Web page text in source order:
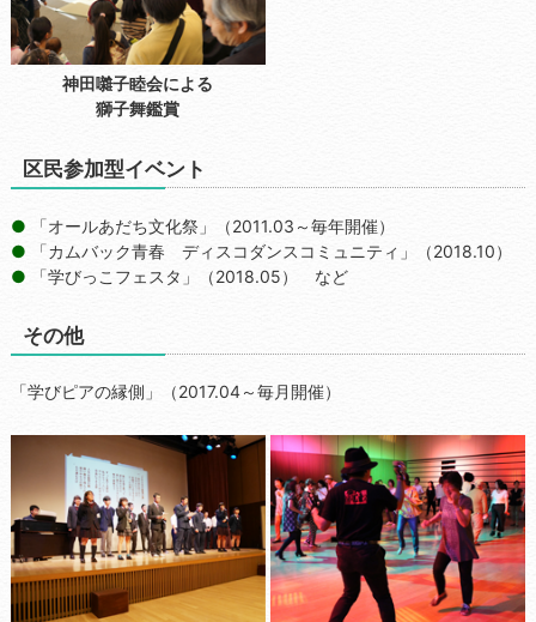
神田囃子睦会による
獅子舞鑑賞
区民参加型イベント
「オールあだち文化祭」（2011.03～毎年開催）
「カムバック青春 ディスコダンスコミュニティ」（2018.10）
「学びっこフェスタ」（2018.05） など
その他
「学びピアの縁側」（2017.04～毎月開催）